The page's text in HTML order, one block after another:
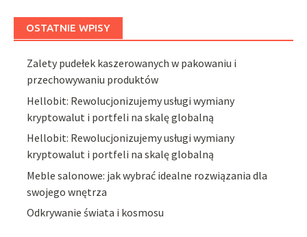
OSTATNIE WPISY
Zalety pudełek kaszerowanych w pakowaniu i
przechowywaniu produktów
Hellobit: Rewolucjonizujemy usługi wymiany
kryptowalut i portfeli na skalę globalną
Hellobit: Rewolucjonizujemy usługi wymiany
kryptowalut i portfeli na skalę globalną
Meble salonowe: jak wybrać idealne rozwiązania dla
swojego wnętrza
Odkrywanie świata i kosmosu